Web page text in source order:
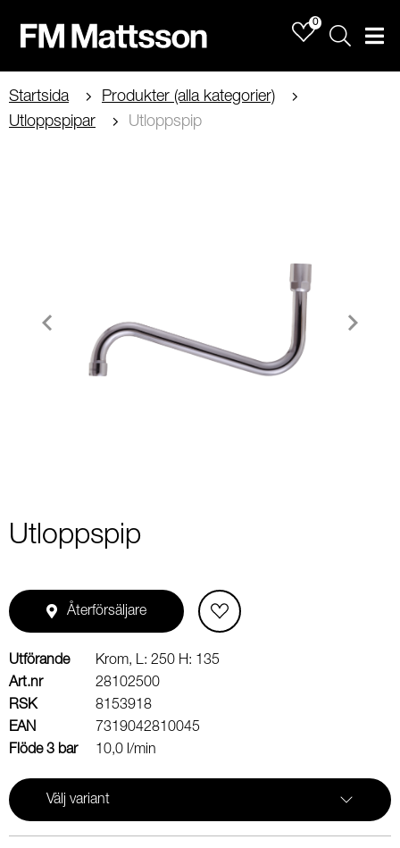
0
Sök
Startsida
Produkter (alla kategorier)
Utloppspipar
Utloppspip
Utloppspip
Återförsäljare
Utförande
Krom, L: 250 H: 135
Art.nr
28102500
RSK
8153918
EAN
7319042810045
Flöde 3 bar
10,0 l/min
Välj variant